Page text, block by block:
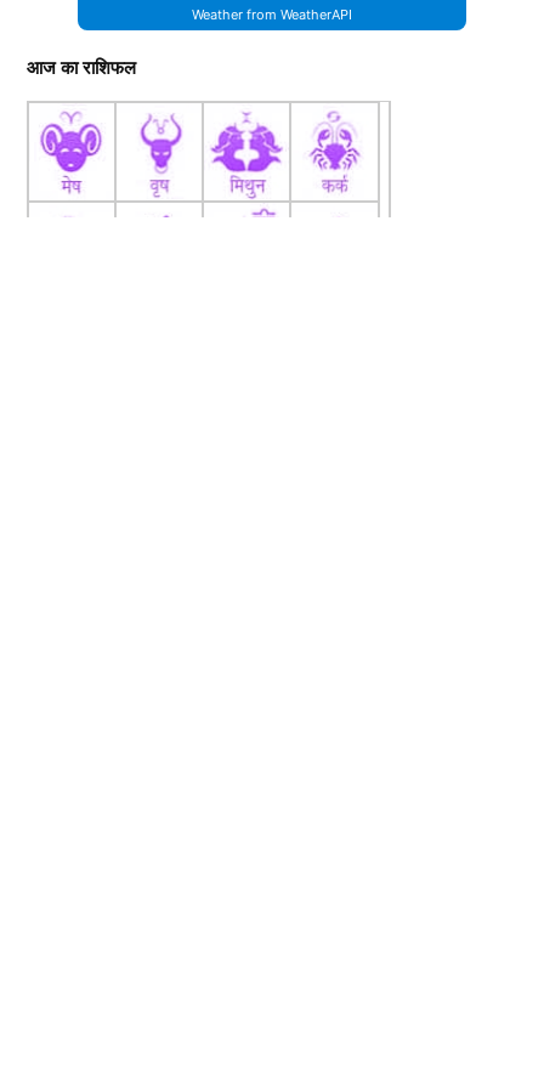
Weather from WeatherAPI
आज का राशिफल